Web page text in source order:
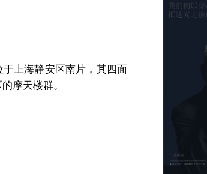
上海静安区南片，其四面
摩天楼群。